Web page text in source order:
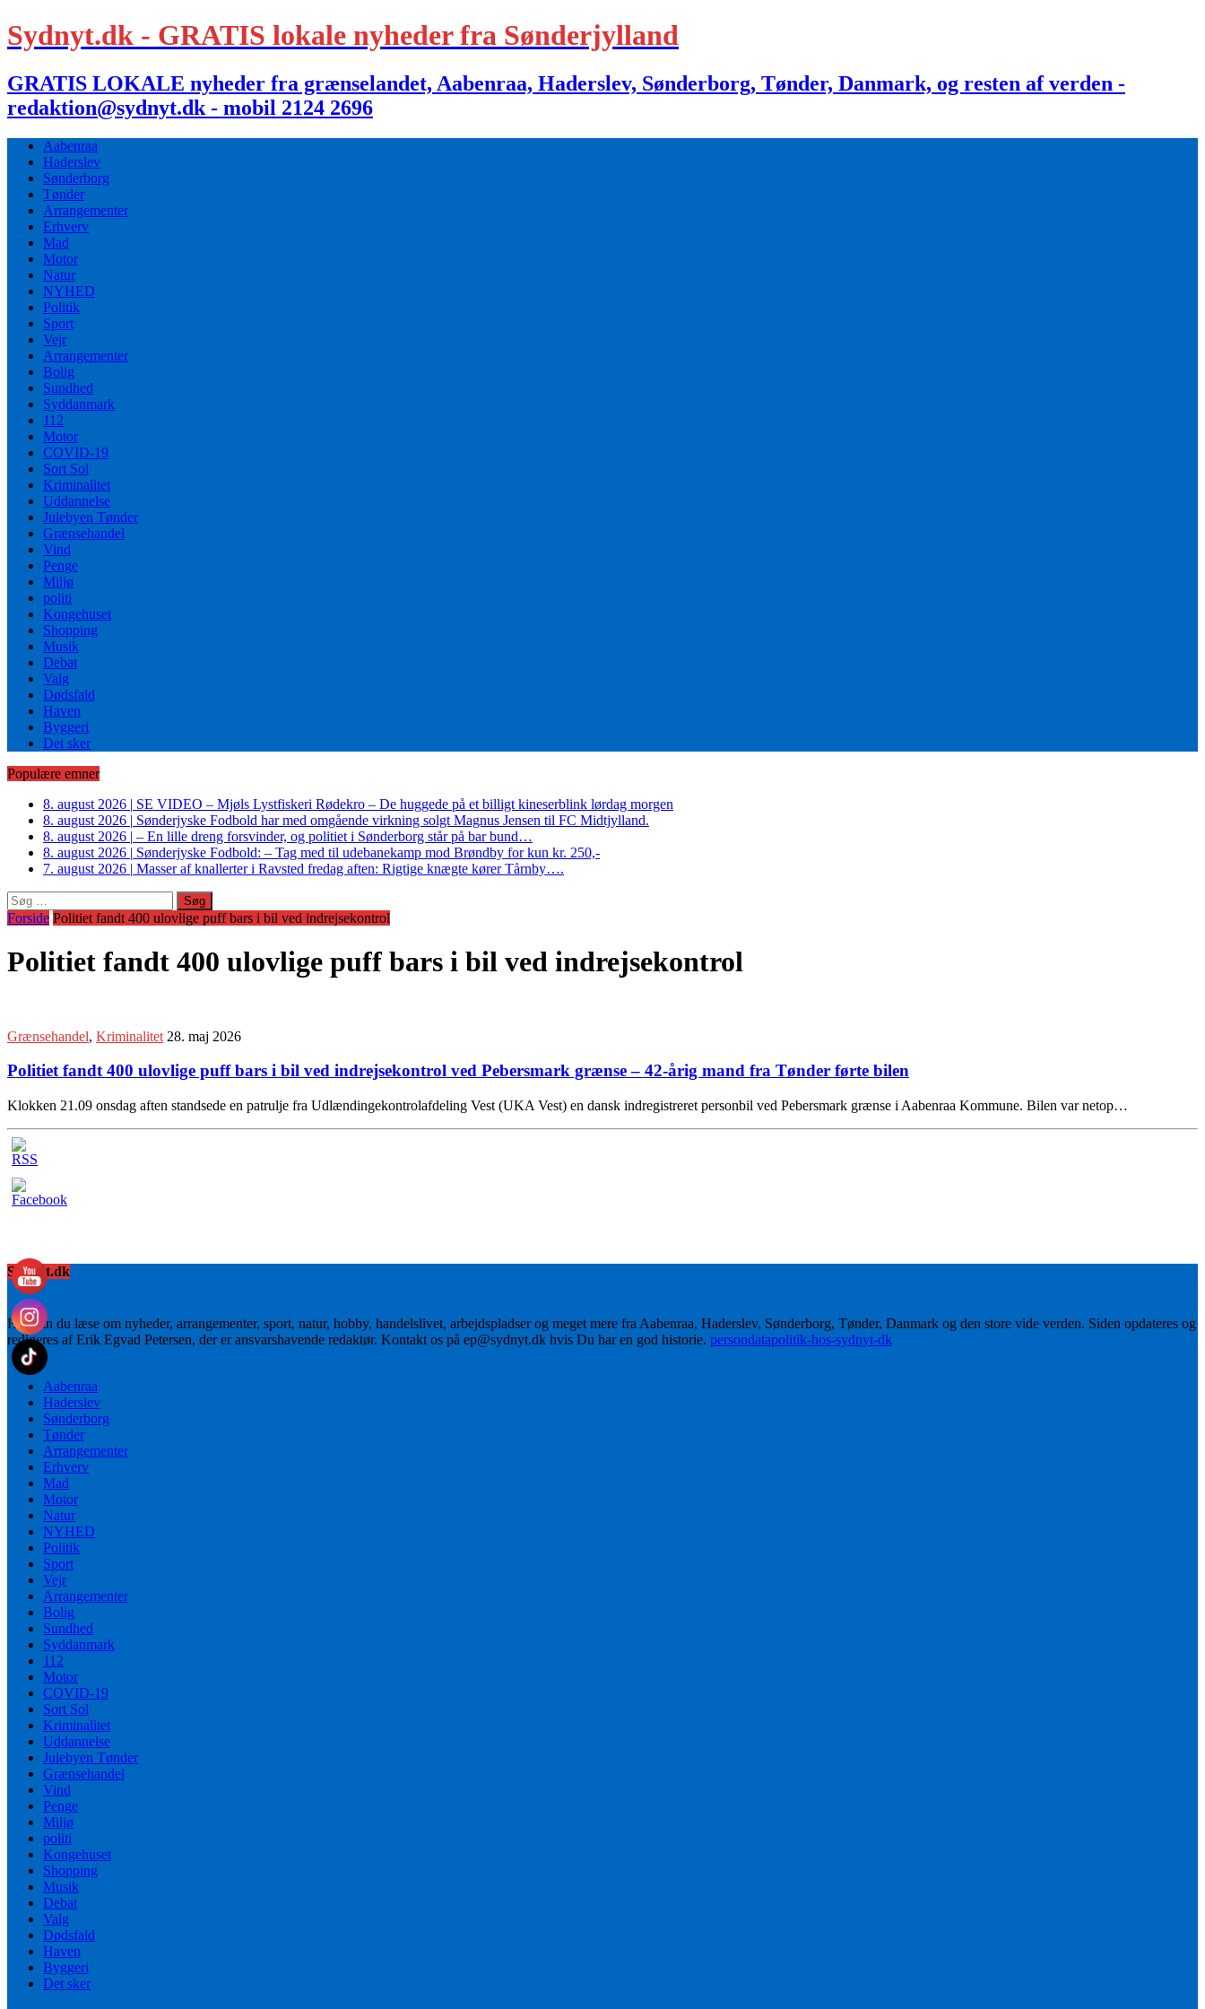
Sydnyt.dk - GRATIS lokale nyheder fra Sønderjylland
GRATIS LOKALE nyheder fra grænselandet, Aabenraa, Haderslev, Sønderborg, Tønder, Danmark, og resten af verden -
redaktion@sydnyt.dk - mobil 2124 2696
Aabenraa
Haderslev
Sønderborg
Tønder
Arrangementer
Erhverv
Mad
Motor
Natur
NYHED
Politik
Sport
Vejr
Arrangementer
Bolig
Sundhed
Syddanmark
112
Motor
COVID-19
Sort Sol
Kriminalitet
Uddannelse
Julebyen Tønder
Grænsehandel
Vind
Penge
Miljø
politi
Kongehuset
Shopping
Musik
Debat
Valg
Dødsfald
Haven
Byggeri
Det sker
Populære emner
8. august 2026 | SE VIDEO – Mjøls Lystfiskeri Rødekro – De huggede på et billigt kineserblink lørdag morgen
8. august 2026 | Sønderjyske Fodbold har med omgående virkning solgt Magnus Jensen til FC Midtjylland.
8. august 2026 | – En lille dreng forsvinder, og politiet i Sønderborg står på bar bund…
8. august 2026 | Sønderjyske Fodbold: – Tag med til udebanekamp mod Brøndby for kun kr. 250,-
7. august 2026 | Masser af knallerter i Ravsted fredag aften: Rigtige knægte kører Tårnby….
Søg
efter:
Forside Politiet fandt 400 ulovlige puff bars i bil ved indrejsekontrol
Politiet fandt 400 ulovlige puff bars i bil ved indrejsekontrol
Grænsehandel, Kriminalitet 28. maj 2026
Politiet fandt 400 ulovlige puff bars i bil ved indrejsekontrol ved Pebersmark grænse – 42-årig mand fra Tønder førte bilen
Klokken 21.09 onsdag aften standsede en patrulje fra Udlændingekontrolafdeling Vest (UKA Vest) en dansk indregistreret personbil ved Pebersmark grænse i Aabenraa Kommune. Bilen var netop…
Sydnyt.dk
Her kan du læse om nyheder, arrangementer, sport, natur, hobby, handelslivet, arbejdspladser og meget mere fra Aabenraa, Haderslev, Sønderborg, Tønder, Danmark og den store vide verden. Siden opdateres og
redigeres af Erik Egvad Petersen, der er ansvarshavende redaktør. Kontakt os på ep@sydnyt.dk hvis Du har en god historie. persondatapolitik-hos-sydnyt-dk
Aabenraa
Haderslev
Sønderborg
Tønder
Arrangementer
Erhverv
Mad
Motor
Natur
NYHED
Politik
Sport
Vejr
Arrangementer
Bolig
Sundhed
Syddanmark
112
Motor
COVID-19
Sort Sol
Kriminalitet
Uddannelse
Julebyen Tønder
Grænsehandel
Vind
Penge
Miljø
politi
Kongehuset
Shopping
Musik
Debat
Valg
Dødsfald
Haven
Byggeri
Det sker